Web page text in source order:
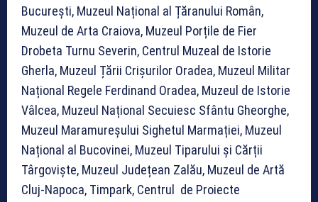
București, Muzeul Național al Țăranului Român,
Muzeul de Arta Craiova, Muzeul Porțile de Fier
Drobeta Turnu Severin, Centrul Muzeal de Istorie
Gherla, Muzeul Țării Crișurilor Oradea, Muzeul Militar
Național Regele Ferdinand Oradea, Muzeul de Istorie
Vâlcea, Muzeul Național Secuiesc Sfântu Gheorghe,
Muzeul Maramureșului Sighetul Marmației, Muzeul
Național al Bucovinei, Muzeul Tiparului și Cărții
Târgoviște, Muzeul Județean Zalău, Muzeul de Artă
Cluj-Napoca, Timpark, Centrul de Proiecte